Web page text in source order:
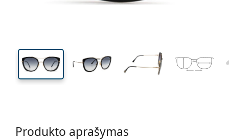
Produkto aprašymas